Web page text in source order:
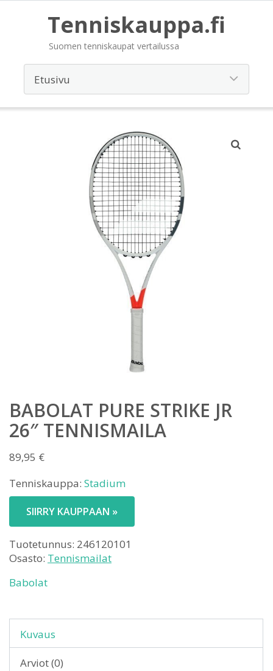
Tenniskauppa.fi
Suomen tenniskaupat vertailussa
BABOLAT PURE STRIKE JR
26″ TENNISMAILA
89,95 €
Tenniskauppa: Stadium
SIIRRY KAUPPAAN »
Tuotetunnus: 246120101
Osasto: Tennismailat
Babolat
Kuvaus
Arviot (0)